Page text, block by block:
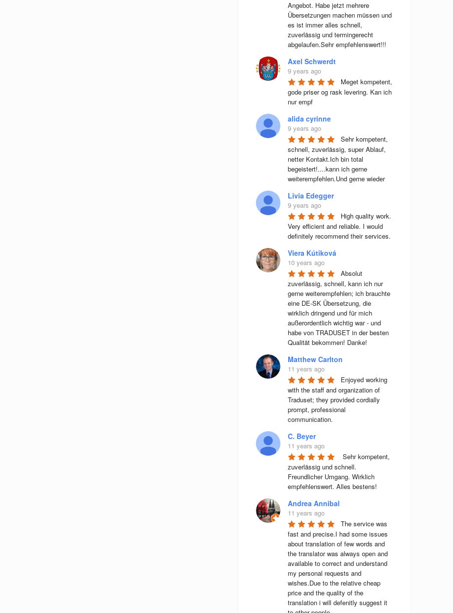
Angebot. Habe jetzt mehrere
Übersetzungen machen müssen und
es ist immer alles schnell,
zuverlässig und termingerecht
abgelaufen.Sehr empfehlenswert!!!
Axel Schwerdt
9 years ago
Meget kompetent,
gode priser og rask levering. Kan ich
nur empf
alida cyrinne
9 years ago
Sehr kompetent,
schnell, zuverlässig, super Ablauf,
netter Kontakt.Ich bin total
begeistert!....kann ich gerne
weiterempfehlen.Und gerne wieder
Livia Edegger
9 years ago
High quality work.
Very efficient and reliable. I would
definitely recommend their services.
Viera Kútiková
10 years ago
Absolut
zuverlässig, schnell, kann ich nur
gerne weiterempfehlen; ich brauchte
eine DE-SK Übersetzung, die
wirklich dringend und für mich
außerordentlich wichtig war - und
habe von TRADUSET in der besten
Qualität bekommen! Danke!
Matthew Carlton
11 years ago
Enjoyed working
with the staff and organization of
Traduset; they provided cordially
prompt, professional
communication.
C. Beyer
11 years ago
Sehr kompetent,
zuverlässig und schnell.
Freundlicher Umgang. Wirklich
empfehlenswert. Alles bestens!
Andrea Annibal
11 years ago
The service was
fast and precise.I had some issues
about translation of few words and
the translator was always open and
available to correct and understand
my personal requests and
wishes.Due to the relative cheap
price and the quality of the
translation i will defenitly suggest it